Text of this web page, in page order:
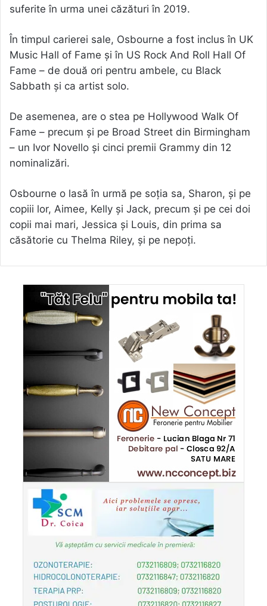
suferite în urma unei căzături în 2019.
În timpul carierei sale, Osbourne a fost inclus în UK
Music Hall of Fame și în US Rock And Roll Hall Of
Fame – de două ori pentru ambele, cu Black
Sabbath și ca artist solo.
De asemenea, are o stea pe Hollywood Walk Of
Fame – precum și pe Broad Street din Birmingham
– un Ivor Novello și cinci premii Grammy din 12
nominalizări.
Osbourne o lasă în urmă pe soția sa, Sharon, și pe
copiii lor, Aimee, Kelly și Jack, precum și pe cei doi
copii mai mari, Jessica și Louis, din prima sa
căsătorie cu Thelma Riley, și pe nepoți.